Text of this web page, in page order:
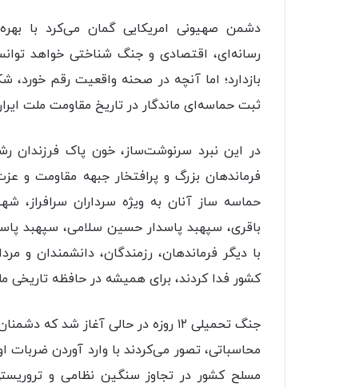
دشمن صهیونی امریکایی گمان می‌کرد با
رسانه‌ای، اقتصادی و جنگ شناختی خواهد
بازدارد؛ اما آنچه در صحنه واقعیت رقم
ثبت حماسه‌ای ماندگار در تاریخ مقاومت ملت
در این نبرد سرنوشت‌ساز، خون پاک فرزندان
فرماندهان بزرگ و پرافتخار جبهه مقاومت و
حماسه ساز آنان به ویژه سرداران سرافراز،
باقری، سپهبد پاسدار حسین سلامی، سپهبد
با دیگر فرماندهان، رزمندگان، دانشمندان و
کشور فدا کردند، برای همیشه در حافظه تاریخی
جنگ تحمیلی ۱۲ روزه در حالی آغاز
محاسباتی، تصور می‌کردند با وارد آوردن
مسلح کشور در تجاوز سنگین نظامی و